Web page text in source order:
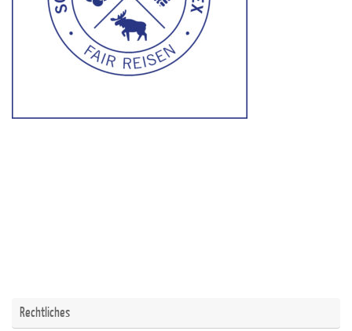
Rechtliches